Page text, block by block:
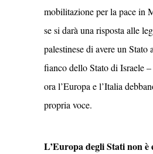
mobilitazione per la pace in
se si darà una risposta alle
palestinese di avere un
fianco dello Stato di Israele
ora l’Europa e l’Italia
propria voce.
L’Europa degli Stati non è